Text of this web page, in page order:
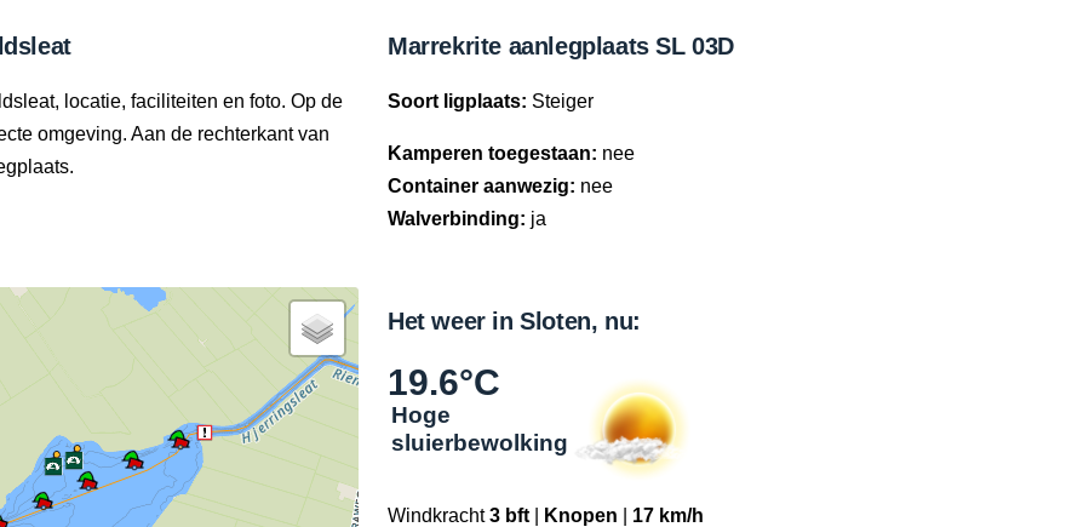
locatie, faciliteiten en foto. Op de
omgeving. Aan de rechterkant van
Marrekrite aanlegplaats SL 03D
Soort ligplaats: Steiger
Kamperen toegestaan: nee
Container aanwezig: nee
Walverbinding: ja
Het weer in Sloten, nu:
19.6°C
Hoge
sluierbewolking
Windkracht3 bft Knopen
17 km/h